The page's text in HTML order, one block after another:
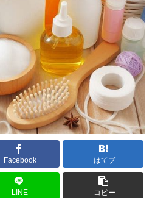
Facebook はてブ
LINE コピー